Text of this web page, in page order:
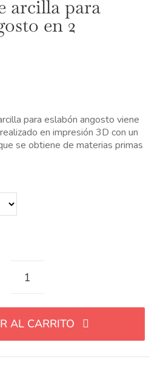
arcilla para
en 2
para eslabón angosto viene
en impresión 3D con un
se obtiene de materias primas
Cortador
para
eslabón
angosto
AL CARRITO